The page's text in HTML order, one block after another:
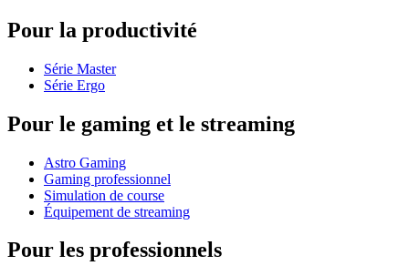
Pour la productivité
Série Master
Série Ergo
Pour le gaming et le streaming
Astro Gaming
Gaming professionnel
Simulation de course
Équipement de streaming
Pour les professionnels